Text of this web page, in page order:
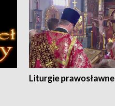
Liturgie prawosławne